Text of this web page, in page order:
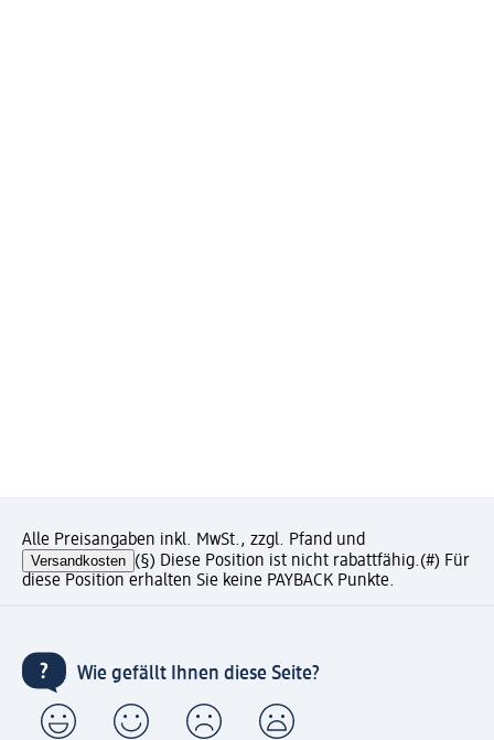
Alle Preisangaben inkl. MwSt., zzgl. Pfand und
Versandkosten (§) Diese Position ist nicht rabattfähig.(#) Für
diese Position erhalten Sie keine PAYBACK Punkte.
Wie gefällt Ihnen diese Seite?